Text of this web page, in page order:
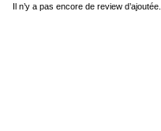
Il n’y a pas encore de review d’ajoutée.